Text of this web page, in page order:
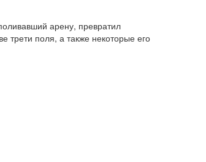
арену, превратил
трети поля, а также некоторые его